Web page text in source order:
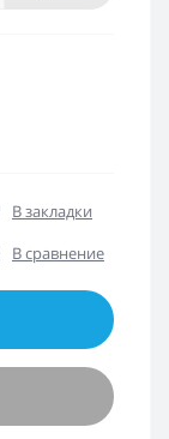
В закладки
В сравнение